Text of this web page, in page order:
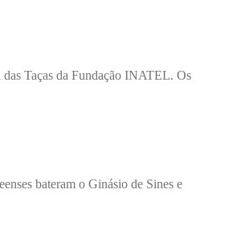
Taças da Fundação INATEL. Os
bateram o Ginásio de Sines e